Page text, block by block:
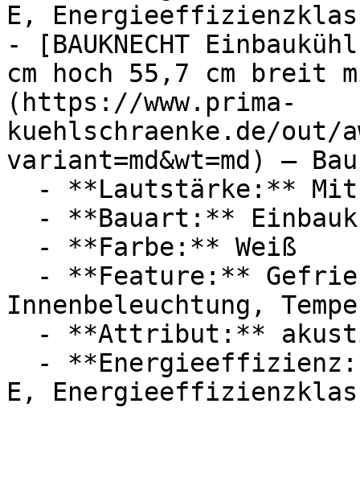
E,
- [BAUKNECHT
cm hoch 55,7 cm breit
(https://www.prima-
kuehlschraenke.de/out/
variant=md&wt=md) —
Innenbeleuchtung,